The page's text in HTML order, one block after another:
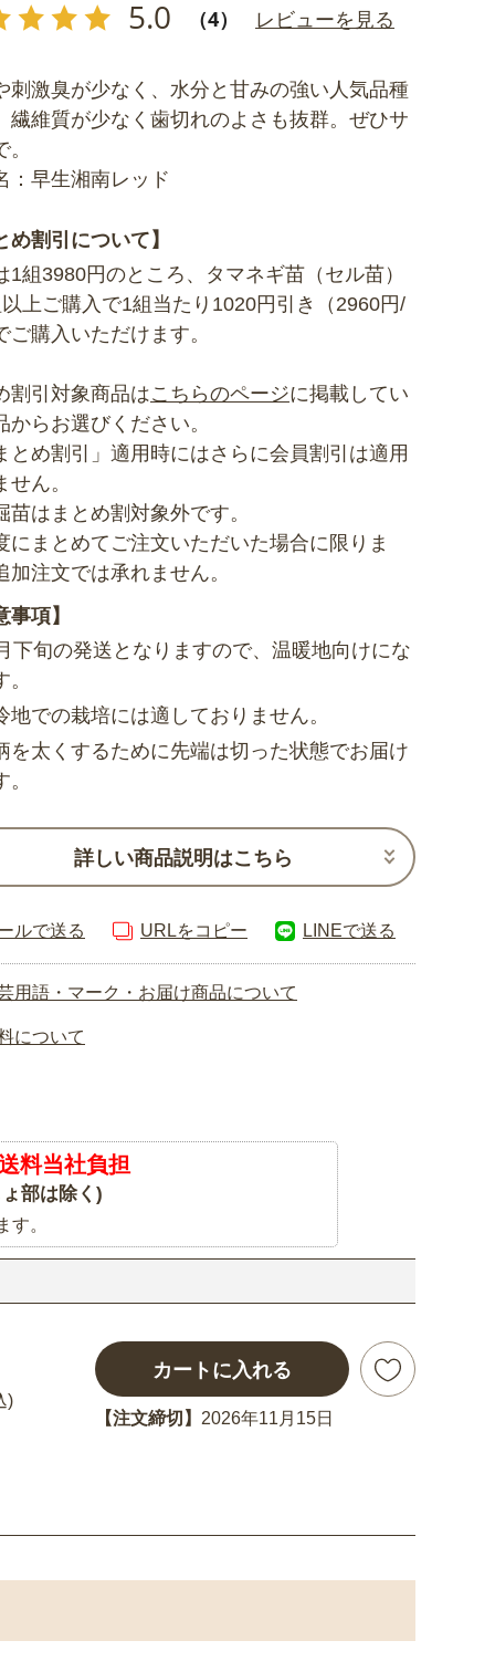
5.0 （4） レビューを見る
刺激臭が少なく、水分と甘みの強い人気品種
繊維質が少なく歯切れのよさも抜群。ぜひサ
：早生湘南レッド
め割引について】
1組3980円のところ、タマネギ苗（セル苗）
上ご購入で1組当たり1020円引き（2960円/
ご購入いただけます。
割引対象商品はこちらのページに掲載してい
からお選びください。
め割引」適用時にはさらに会員割引は適用
せん。
はまとめ割対象外です。
まとめてご注文いただいた場合に限りま
加注文では承れません。
事項】
下旬の発送となりますので、温暖地向けにな
での栽培には適しておりません。
太くするために先端は切った状態でお届け
詳しい商品説明はこちら
ルで送る URLをコピー LINEで送る
用語・マーク・お届け商品について
について
料当社負担
部は除く)
。
)
カートに入れる
【注文締切】 2026年11月15日